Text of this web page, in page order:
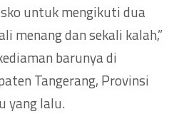
untuk mengikuti dua
menang dan sekali kalah,”
barunya di
Tangerang, Provinsi
yang lalu.